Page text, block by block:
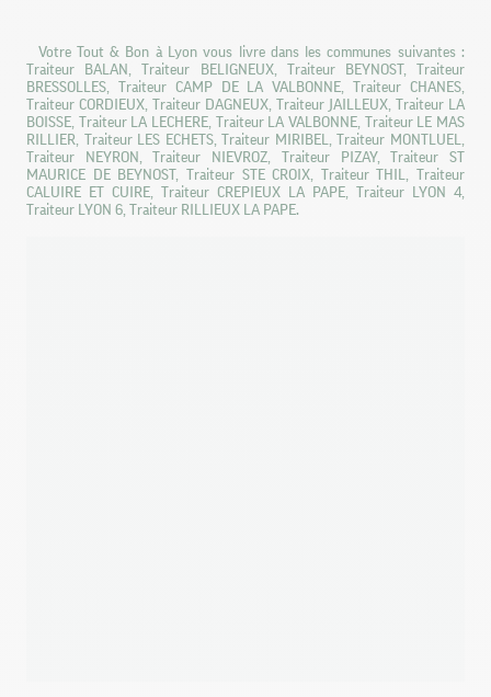
Votre Tout & Bon à Lyon vous livre dans les communes suivantes :
Traiteur BALAN, Traiteur BELIGNEUX, Traiteur BEYNOST, Traiteur
BRESSOLLES, Traiteur CAMP DE LA VALBONNE, Traiteur CHANES,
Traiteur CORDIEUX, Traiteur DAGNEUX, Traiteur JAILLEUX, Traiteur LA
BOISSE, Traiteur LA LECHERE, Traiteur LA VALBONNE, Traiteur LE MAS
RILLIER, Traiteur LES ECHETS, Traiteur MIRIBEL, Traiteur MONTLUEL,
Traiteur NEYRON, Traiteur NIEVROZ, Traiteur PIZAY, Traiteur ST
MAURICE DE BEYNOST, Traiteur STE CROIX, Traiteur THIL, Traiteur
CALUIRE ET CUIRE, Traiteur CREPIEUX LA PAPE, Traiteur LYON 4,
Traiteur LYON 6, Traiteur RILLIEUX LA PAPE.